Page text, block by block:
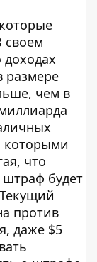
своем
доходах
размере
чем в
которыми
что
штраф будет
против
даже $5